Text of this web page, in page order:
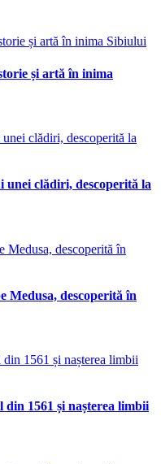
și artă în inima
clădiri, descoperită la
Medusa, descoperită în
1561 și nașterea limbii